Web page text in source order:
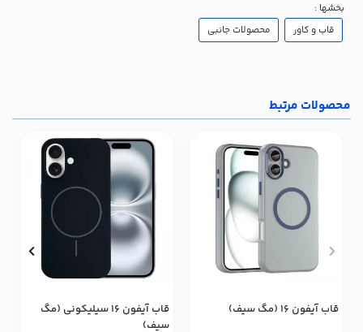
بخشها :
قاب و کاور
محصولات جانبی
محصولات مرتبط
قاب آیفون ۱۶ (مگ سیف)
قاب آیفون ۱۶ سیلیکونی (مگ
سیف)